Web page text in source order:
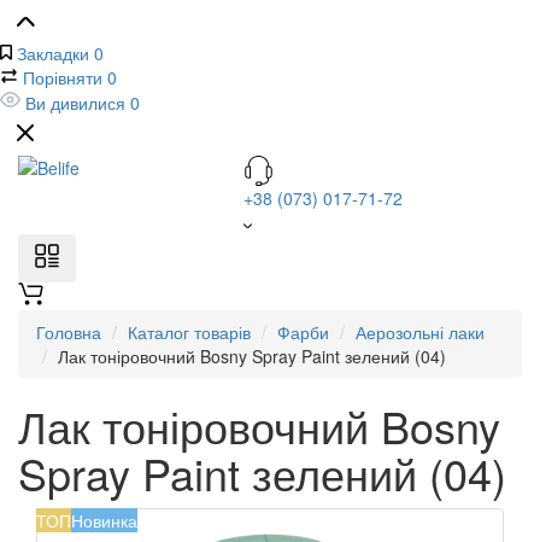
Закладки 0
Порівняти 0
Ви дивилися 0
+38 (073) 017-71-72
Головна Каталог товарів Фарби
Аерозольні лаки
Лак тоніровочний Bosny Spray Paint зелений (04)
Лак тоніровочний Bosny
Spray Paint зелений (04)
ТОПНовинка